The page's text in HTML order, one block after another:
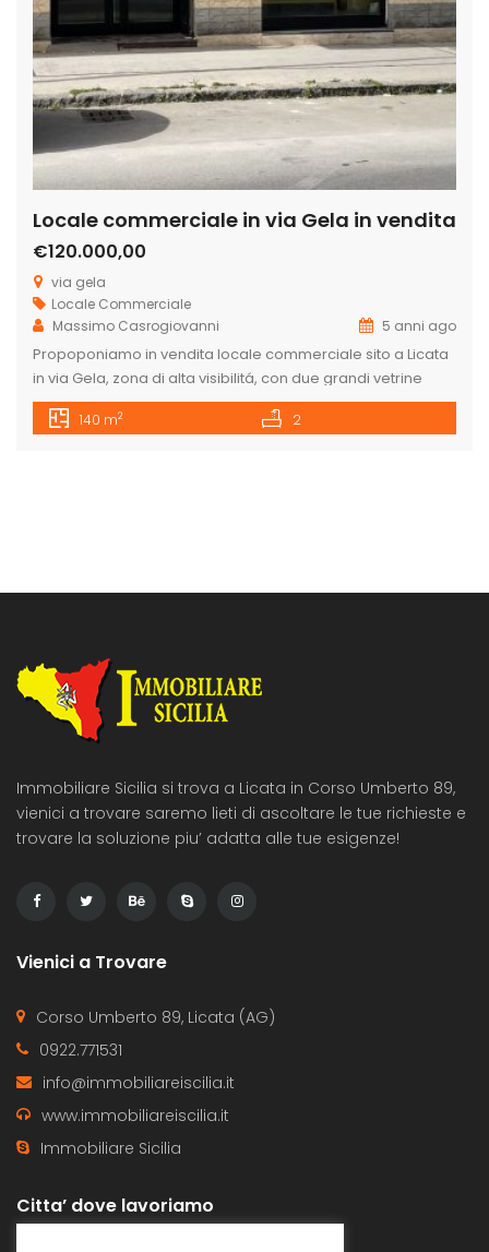
Locale commerciale in via Gela in vendita
€120.000,00
via gela
Locale Commerciale
Massimo Casrogiovanni
5 anni ago
Propoponiamo in vendita locale commerciale sito a Licata
in via Gela, zona di alta visibilitá, con due grandi vetrine
sulla strada principale, circa 80 mq e retrostante spazio
esclusivo di circa 60 mq. per maggiori informazioni
140 m2 2
Immobiliare Sicilia si trova a Licata in Corso Umberto 89,
vienici a trovare saremo lieti di ascoltare le tue richieste e
trovare la soluzione piu’ adatta alle tue esigenze!
Vienici a Trovare
Corso Umberto 89, Licata (AG)
0922.771531
info@immobiliareiscilia.it
www.immobiliareiscilia.it
Immobiliare Sicilia
Citta’ dove lavoriamo